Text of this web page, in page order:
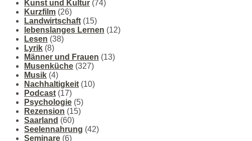
Kunst und Kultur (74)
Kurzfilm (26)
Landwirtschaft (15)
lebenslanges Lernen (12)
Lesen (38)
Lyrik (8)
Männer und Frauen (13)
Musenküche (327)
Musik (4)
Nachhaltigkeit (10)
Podcast (17)
Psychologie (5)
Rezension (15)
Saarland (60)
Seelennahrung (42)
Seminare (6)